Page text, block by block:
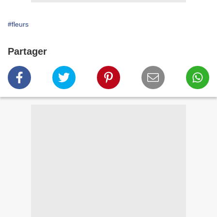
#fleurs
Partager